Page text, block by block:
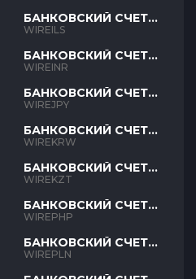
БАНКОВСКИЙ СЧЕТ
ILS
WIREILS
БАНКОВСКИЙ СЧЕТ
INR
WIREINR
БАНКОВСКИЙ СЧЕТ
JPY
WIREJPY
БАНКОВСКИЙ СЧЕТ
KRW
WIREKRW
БАНКОВСКИЙ СЧЕТ
KZT
WIREKZT
БАНКОВСКИЙ СЧЕТ
PHP
WIREPHP
БАНКОВСКИЙ СЧЕТ
PLN
WIREPLN